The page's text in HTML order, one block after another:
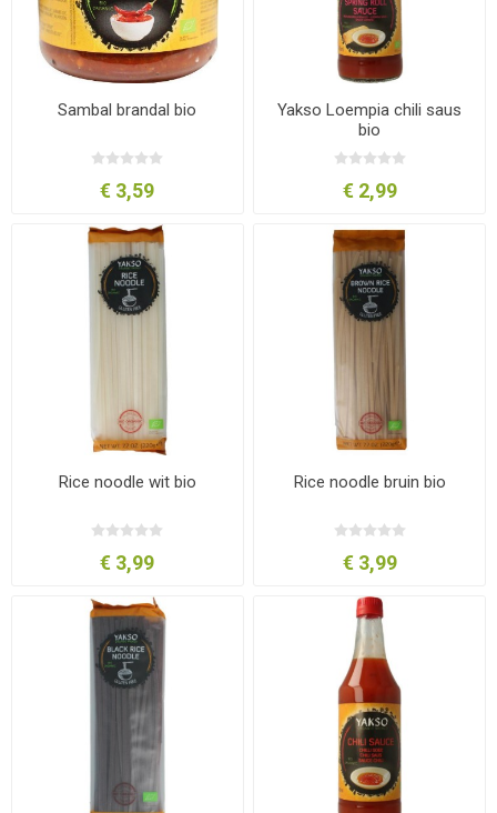
Sambal brandal bio
€ 3,59
Yakso Loempia chili saus
bio
€ 2,99
Rice noodle wit bio
€ 3,99
Rice noodle bruin bio
€ 3,99